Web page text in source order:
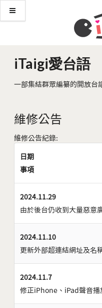
iTaigi愛台語
一部集結群眾編纂的開放台
維修公告
維修公告紀錄:
日期
事項
2024.11.29
由於後台仍收到大量惡意
2024.11.10
更新外部超連結網址及名
2024.11.7
修正iPhone、iPad聲音播